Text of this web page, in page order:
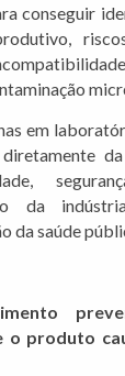
conseguir
em
da
da saúde
o produto